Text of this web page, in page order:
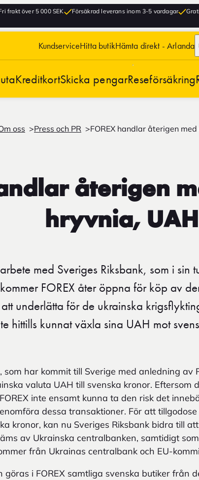
frakt över 5 000 SEK Försäkrad leverans inom 3-5 vardagar
KundserviceHitta butikHämta direkt - Arlanda
KreditkortSkicka pengarReseförsäkring
oss Press och PR FOREX handlar återigen
återigen
hryvnia, UAH
med Sveriges Riksbank, som i sin
FOREX åter öppna för köp av
underlätta för de ukrainska
hittills kunnat växla sina UAH mot
som har kommit till Sverige med anledning av
valuta UAH till svenska kronor. Eftersom
inte ensamt kunna ta den risk det
dessa transaktioner. För att
kronor, kan nu Sveriges Riksbank bidra till
av Ukrainska centralbanken, samtidigt
från Ukrainas centralbank och EU-
göras i FOREX samtliga svenska butiker från